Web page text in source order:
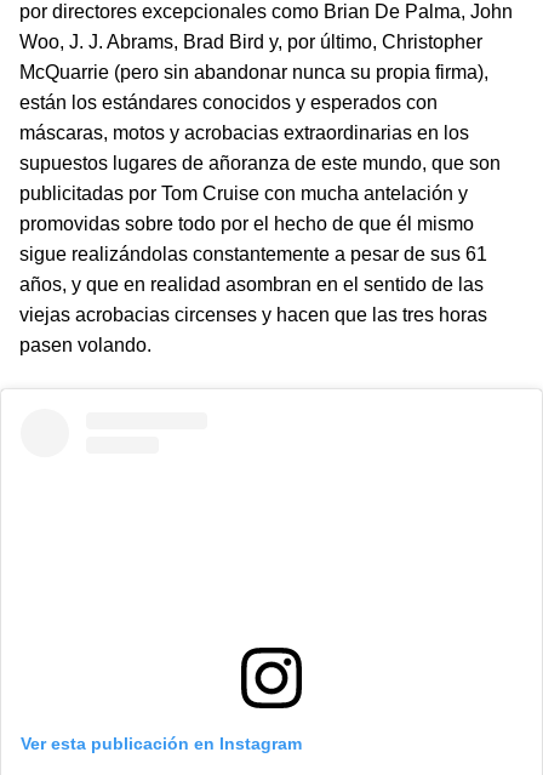
por directores excepcionales como Brian De Palma, John
Woo, J. J. Abrams, Brad Bird y, por último, Christopher
McQuarrie (pero sin abandonar nunca su propia firma),
están los estándares conocidos y esperados con
máscaras, motos y acrobacias extraordinarias en los
supuestos lugares de añoranza de este mundo, que son
publicitadas por Tom Cruise con mucha antelación y
promovidas sobre todo por el hecho de que él mismo
sigue realizándolas constantemente a pesar de sus 61
años, y que en realidad asombran en el sentido de las
viejas acrobacias circenses y hacen que las tres horas
pasen volando.
Ver esta publicación en Instagram